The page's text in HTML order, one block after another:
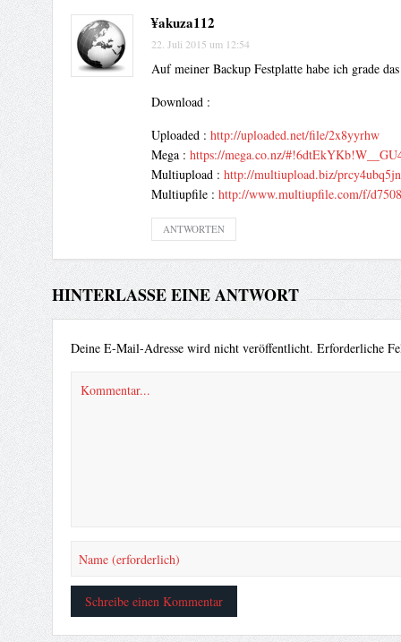
¥akuza112
22. Juli 2015 um 12:54
Auf meiner Backup Festplatte habe ich grade
Download :
Uploaded : http://uploaded.net/file/2x8yyrhw
Mega : https://mega.co.nz/
Multiupload : http://multiupload.biz/
Multiupfile : http://www.multiupfile.com/f/
ANTWORTEN
HINTERLASSE EINE ANTWORT
Deine E-Mail-Adresse wird nicht veröffentlicht. Erforderliche